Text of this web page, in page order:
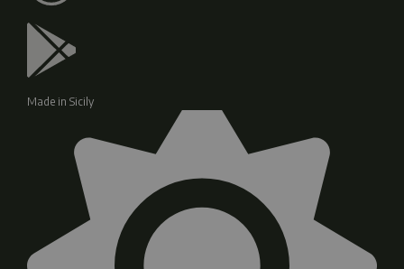
Made in Sicily